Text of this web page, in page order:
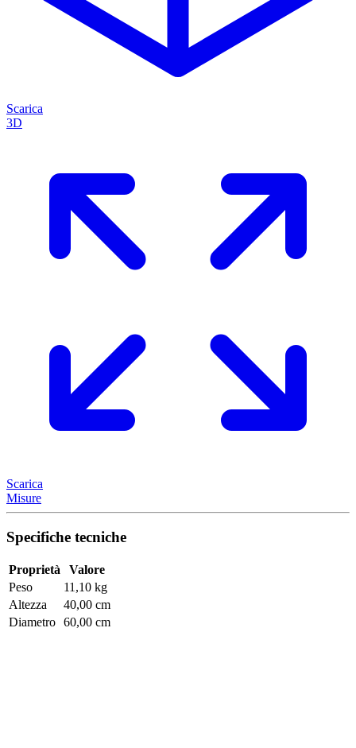
Scarica
3D
Scarica
Misure
Specifiche tecniche
Proprietà
Valore
Peso
11,10 kg
Altezza
40,00 cm
Diametro 60,00 cm